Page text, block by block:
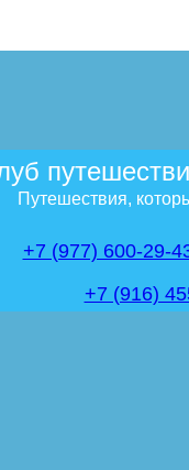
Путешествия,
+7 (977) 600-29-
+7 (916)